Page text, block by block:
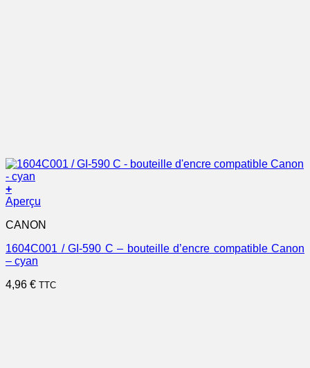
+
Aperçu
CANON
1604C001 / GI-590 C – bouteille d’encre compatible Canon
– cyan
4,96 € TTC